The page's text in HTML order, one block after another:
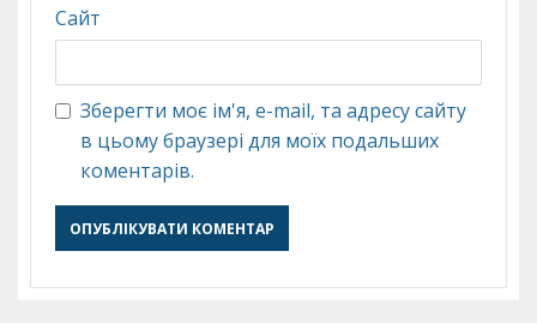
Сайт
Зберегти моє ім'я, e-mail, та адресу сайту
в цьому браузері для моїх подальших
коментарів.